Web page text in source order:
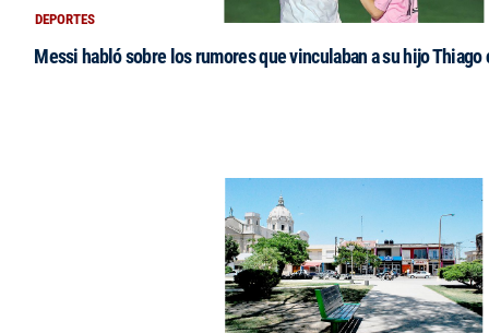
DEPORTES
Messi habló sobre los rumores que vinculaban a su hijo Thiago